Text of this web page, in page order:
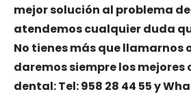
mejor solución al problema
atendemos cualquier duda
No tienes más que llamarnos
daremos siempre los mejores
dental: Tel: 958 28 44 55 y